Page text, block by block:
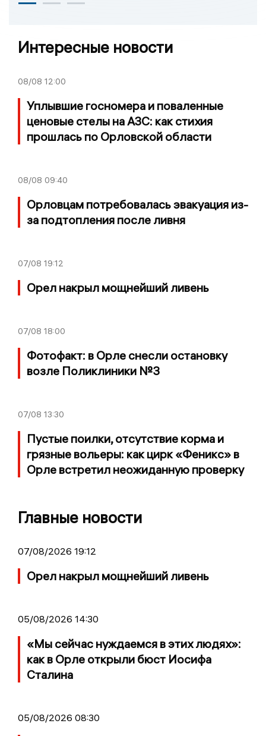
Интересные новости
08/08 12:00
Уплывшие госномера и поваленные
ценовые стелы на АЗС: как стихия
прошлась по Орловской области
08/08 09:40
Орловцам потребовалась эвакуация из-
за подтопления после ливня
07/08 19:12
Орел накрыл мощнейший ливень
07/08 18:00
Фотофакт: в Орле снесли остановку
возле Поликлиники №3
07/08 13:30
Пустые поилки, отсутствие корма и
грязные вольеры: как цирк «Феникс» в
Орле встретил неожиданную проверку
Главные новости
07/08/2026 19:12
Орел накрыл мощнейший ливень
05/08/2026 14:30
«Мы сейчас нуждаемся в этих людях»:
как в Орле открыли бюст Иосифа
Сталина
05/08/2026 08:30